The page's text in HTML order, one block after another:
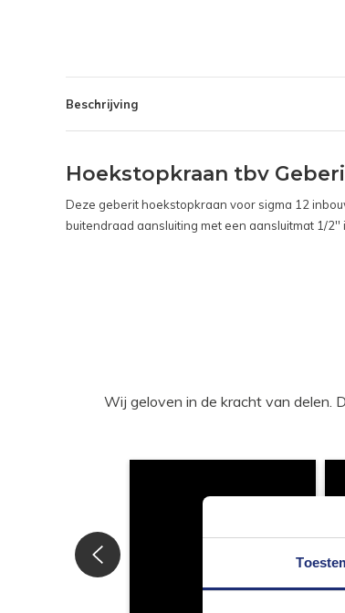
Beschrijving
Hoekstopkraan tbv
Deze geberit hoekstopkraan voor sigma 12
buitendraad aansluiting met een aansluitmat 1/2''
Wij geloven in de kracht van delen.